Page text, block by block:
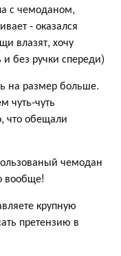
с чемоданом,
- оказался
влазят, хочу
без ручки спереди)
на размер больше.
чуть-чуть
что обещали
чемодан
вообще!
крупную
претензию в